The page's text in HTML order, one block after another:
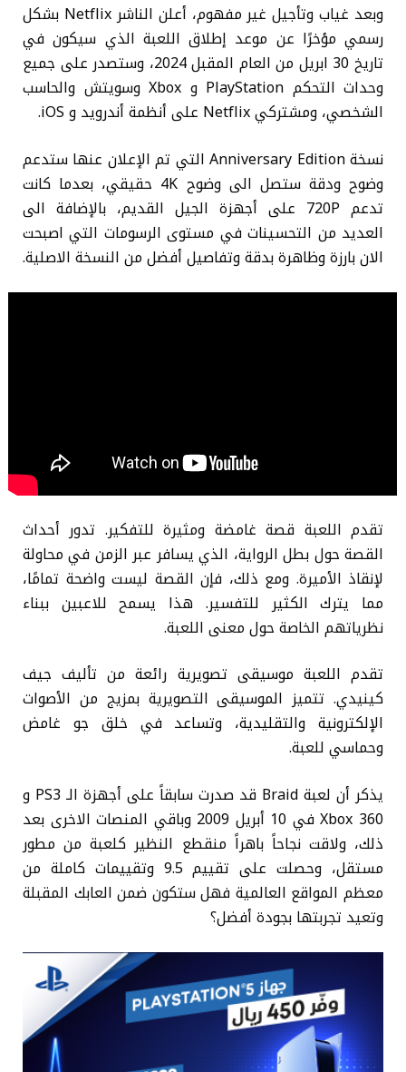
وبعد غياب وتأجيل غير مفهوم، أعلن الناشر Netflix بشكل
رسمي مؤخرًا عن موعد إطلاق اللعبة الذي سيكون في
تاريخ 30 ابريل من العام المقبل 2024، وستصدر على جميع
وحدات التحكم PlayStation و Xbox وسويتش والحاسب
الشخصي، ومشتركي Netflix على أنظمة أندرويد و iOS.
نسخة Anniversary Edition التي تم الإعلان عنها ستدعم
وضوح ودقة ستصل الى وضوح 4K حقيقي، بعدما كانت
تدعم 720P على أجهزة الجيل القديم، بالإضافة الى
العديد من التحسينات في مستوى الرسومات التي اصبحت
الان بارزة وظاهرة بدقة وتفاصيل أفضل من النسخة الاصلية.
تقدم اللعبة قصة غامضة ومثيرة للتفكير. تدور أحداث
القصة حول بطل الرواية، الذي يسافر عبر الزمن في محاولة
لإنقاذ الأميرة. ومع ذلك، فإن القصة ليست واضحة تمامًا،
مما يترك الكثير للتفسير. هذا يسمح للاعبين ببناء
نظرياتهم الخاصة حول معنى اللعبة.
تقدم اللعبة موسيقى تصويرية رائعة من تأليف جيف
كينيدي. تتميز الموسيقى التصويرية بمزيج من الأصوات
الإلكترونية والتقليدية، وتساعد في خلق جو غامض
وحماسي للعبة.
يذكر أن لعبة Braid قد صدرت سابقاً على أجهزة الـ PS3 و
Xbox 360 في 10 أبريل 2009 وباقي المنصات الاخرى بعد
ذلك، ولاقت نجاحاً باهراً منقطع النظير كلعبة من مطور
مستقل، وحصلت على تقييم 9.5 وتقييمات كاملة من
معظم المواقع العالمية فهل ستكون ضمن العابك المقبلة
وتعيد تجربتها بجودة أفضل؟